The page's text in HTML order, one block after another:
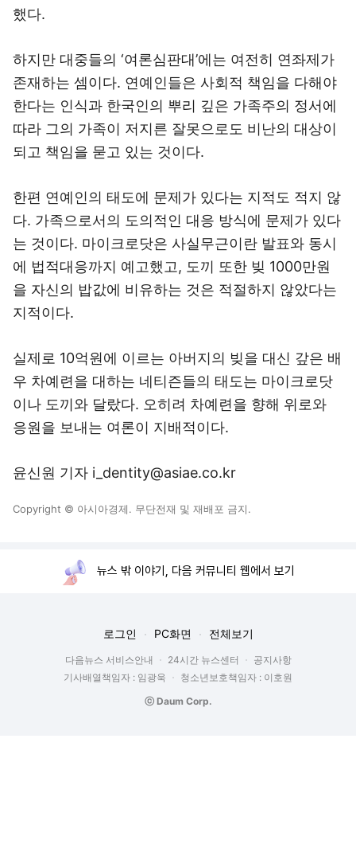
했다.
하지만 대중들의 ‘여론심판대’에는 여전히 연좌제가
존재하는 셈이다. 연예인들은 사회적 책임을 다해야
한다는 인식과 한국인의 뿌리 깊은 가족주의 정서에
따라 그의 가족이 저지른 잘못으로도 비난의 대상이
되고 책임을 묻고 있는 것이다.
한편 연예인의 태도에 문제가 있다는 지적도 적지 않
다. 가족으로서의 도의적인 대응 방식에 문제가 있다
는 것이다. 마이크로닷은 사실무근이란 발표와 동시
에 법적대응까지 예고했고, 도끼 또한 빚 1000만원
을 자신의 밥값에 비유하는 것은 적절하지 않았다는
지적이다.
실제로 10억원에 이르는 아버지의 빚을 대신 갚은 배
우 차예련을 대하는 네티즌들의 태도는 마이크로닷
이나 도끼와 달랐다. 오히려 차예련을 향해 위로와
응원을 보내는 여론이 지배적이다.
윤신원 기자 i_dentity@asiae.co.kr
Copyright © 아시아경제. 무단전재 및 재배포 금지.
뉴스 밖 이야기, 다음 커뮤니티 웹에서 보기
로그인 PC화면 전체보기
다음뉴스 서비스안내 24시간 뉴스센터
공지사항
기사배열책임자 : 임광욱
청소년보호책임자 : 이호원
ⓒ Daum Corp.